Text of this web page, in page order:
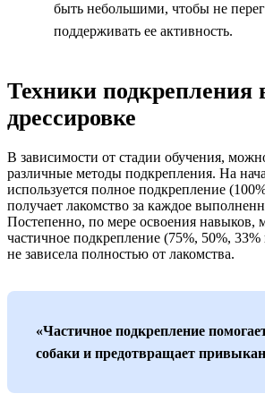
быть небольшими, чтобы не
поддерживать ее активность.
Техники подкрепления
дрессировке
В зависимости от стадии обучения,
различные методы подкрепления. На
используется полное подкрепление
получает лакомство за каждое
Постепенно, по мере освоения навыков,
частичное подкрепление (75%, 50%, 33%
не зависела полностью от лакомства.
«Частичное подкрепление
собаки и предотвращает